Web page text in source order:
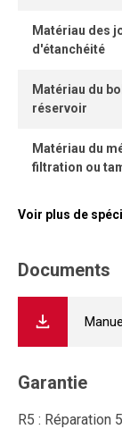
Matériau des
d'étanchéité
Matériau du
réservoir
Matériau du
filtration ou
Voir plus de
Documents
Garantie
R5 : Réparation